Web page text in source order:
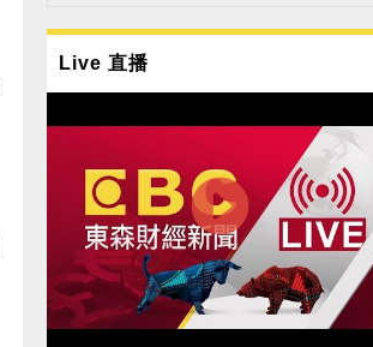
Live 直播